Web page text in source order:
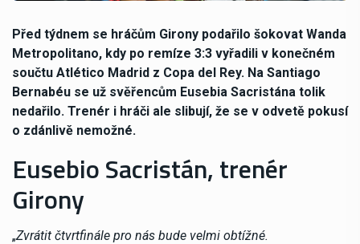
Před týdnem se hráčům Girony podařilo šokovat Wanda
Metropolitano, kdy po remíze 3:3 vyřadili v konečném
součtu Atlético Madrid z Copa del Rey. Na Santiago
Bernabéu se už svěřencům Eusebia Sacristána tolik
nedařilo. Trenér i hráči ale slibují, že se v odvetě pokusí
o zdánlivě nemožné.
Eusebio Sacristán, trenér
Girony
„Zvrátit čtvrtfinále pro nás bude velmi obtížné.